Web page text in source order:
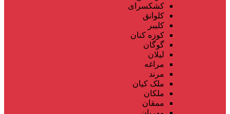
کشکسرای
کلوانق
کلیبر
کوزه کنان
گوگان
لیلان
مراغه
مرند
ملک کیان
ملکان
ممقان